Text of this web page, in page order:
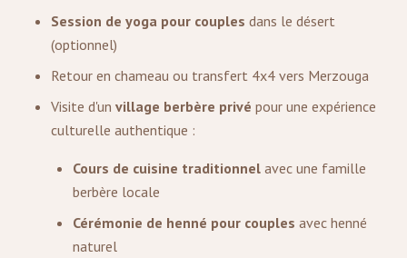
Session de yoga pour couples dans le désert
(optionnel)
Retour en chameau ou transfert 4x4 vers Merzouga
Visite d'un village berbère privé pour une expérience
culturelle authentique :
Cours de cuisine traditionnel avec une famille
berbère locale
Cérémonie de henné pour couples avec henné
naturel